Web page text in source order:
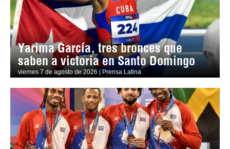
Yarima García, tres bronces que
saben a victoria en Santo Domingo
viernes 7 de agosto de 2026 | Prensa Latina